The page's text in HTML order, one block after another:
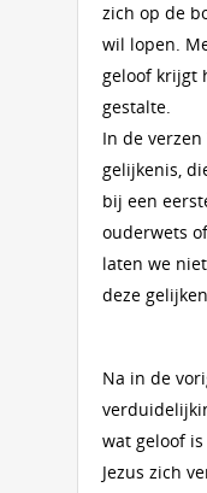
zich op de
wil lopen.
geloof krijgt
gestalte.
In de
gelijkenis,
bij een
ouderwets
laten we
deze
Na in de
wat geloof
Jezus zich